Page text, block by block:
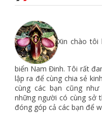
Xin chào
biển Nam Đinh. Tôi rất
lập ra để cùng chia sẻ
cùng các bạn cũng
những người có cùng sở
đóng góp cả các bạn để